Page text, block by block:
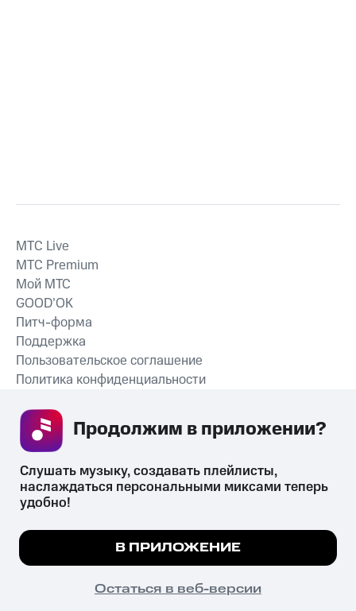
СКАЧАТЬ ПРИЛОЖЕНИЕ
MTС Live
MTС Premium
Мой МТС
GOOD’OK
Питч-форма
Поддержка
Пользовательское соглашение
Политика конфиденциальности
психотропных веществ, их аналогов причиняет вред здоровью,
их незаконный оборот запрещён и влечёт установленную
законодательством ответственность.
© 2026 ООО «КИОН».
Все права защищены
Мы используем куки, чтобы на сайте все
Подробнее
ПОНЯТНО
Слушать музыку, создавать плейлисты,
наслаждаться персональными миксами теперь
удобно!
В ПРИЛОЖЕНИЕ
Остаться в веб-версии